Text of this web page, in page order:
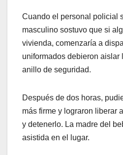
Cuando el personal policial
masculino sostuvo que si
vivienda, comenzaría a
uniformados debieron aislar
anillo de seguridad.
Después de dos horas,
más firme y lograron liberar
y detenerlo. La madre del
asistida en el lugar.